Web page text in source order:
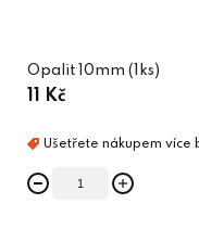
Opalit 10mm (1ks)
11 Kč